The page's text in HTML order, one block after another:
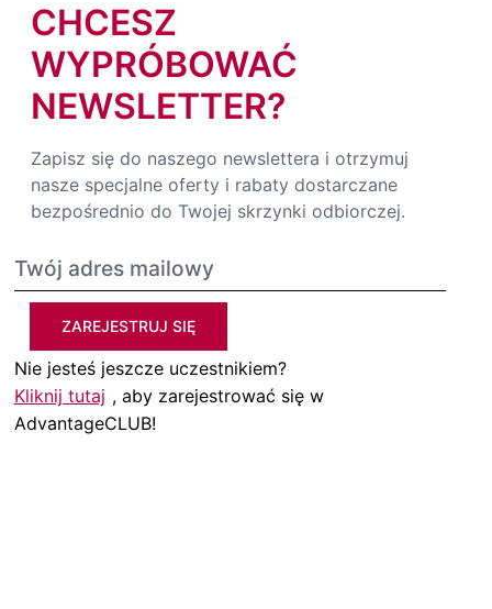
CHCESZ
WYPRÓBOWAĆ
NEWSLETTER?
Zapisz się do naszego newslettera i otrzymuj
nasze specjalne oferty i rabaty dostarczane
bezpośrednio do Twojej skrzynki odbiorczej.
ZAREJESTRUJ SIĘ
Nie jesteś jeszcze uczestnikiem?
Kliknij tutaj , aby zarejestrować się w
AdvantageCLUB!